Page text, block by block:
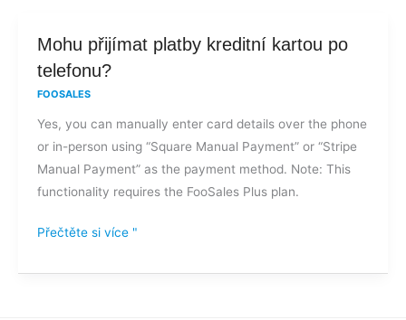
Mohu přijímat platby kreditní kartou po
telefonu?
FOOSALES
Yes, you can manually enter card details over the phone
or in-person using “Square Manual Payment” or “Stripe
Manual Payment” as the payment method. Note: This
functionality requires the FooSales Plus plan.
Mohu
přijímat
kartou
po
telefonu?
Přečtěte si více "